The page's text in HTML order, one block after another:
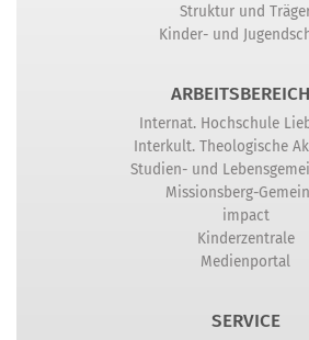
Struktur und
Kinder- und
Internat. Hochschule
Interkult. Theologische
Studien- und
Missionsberg-
impact
Kinderzentrale
Medienportal
SERVICE